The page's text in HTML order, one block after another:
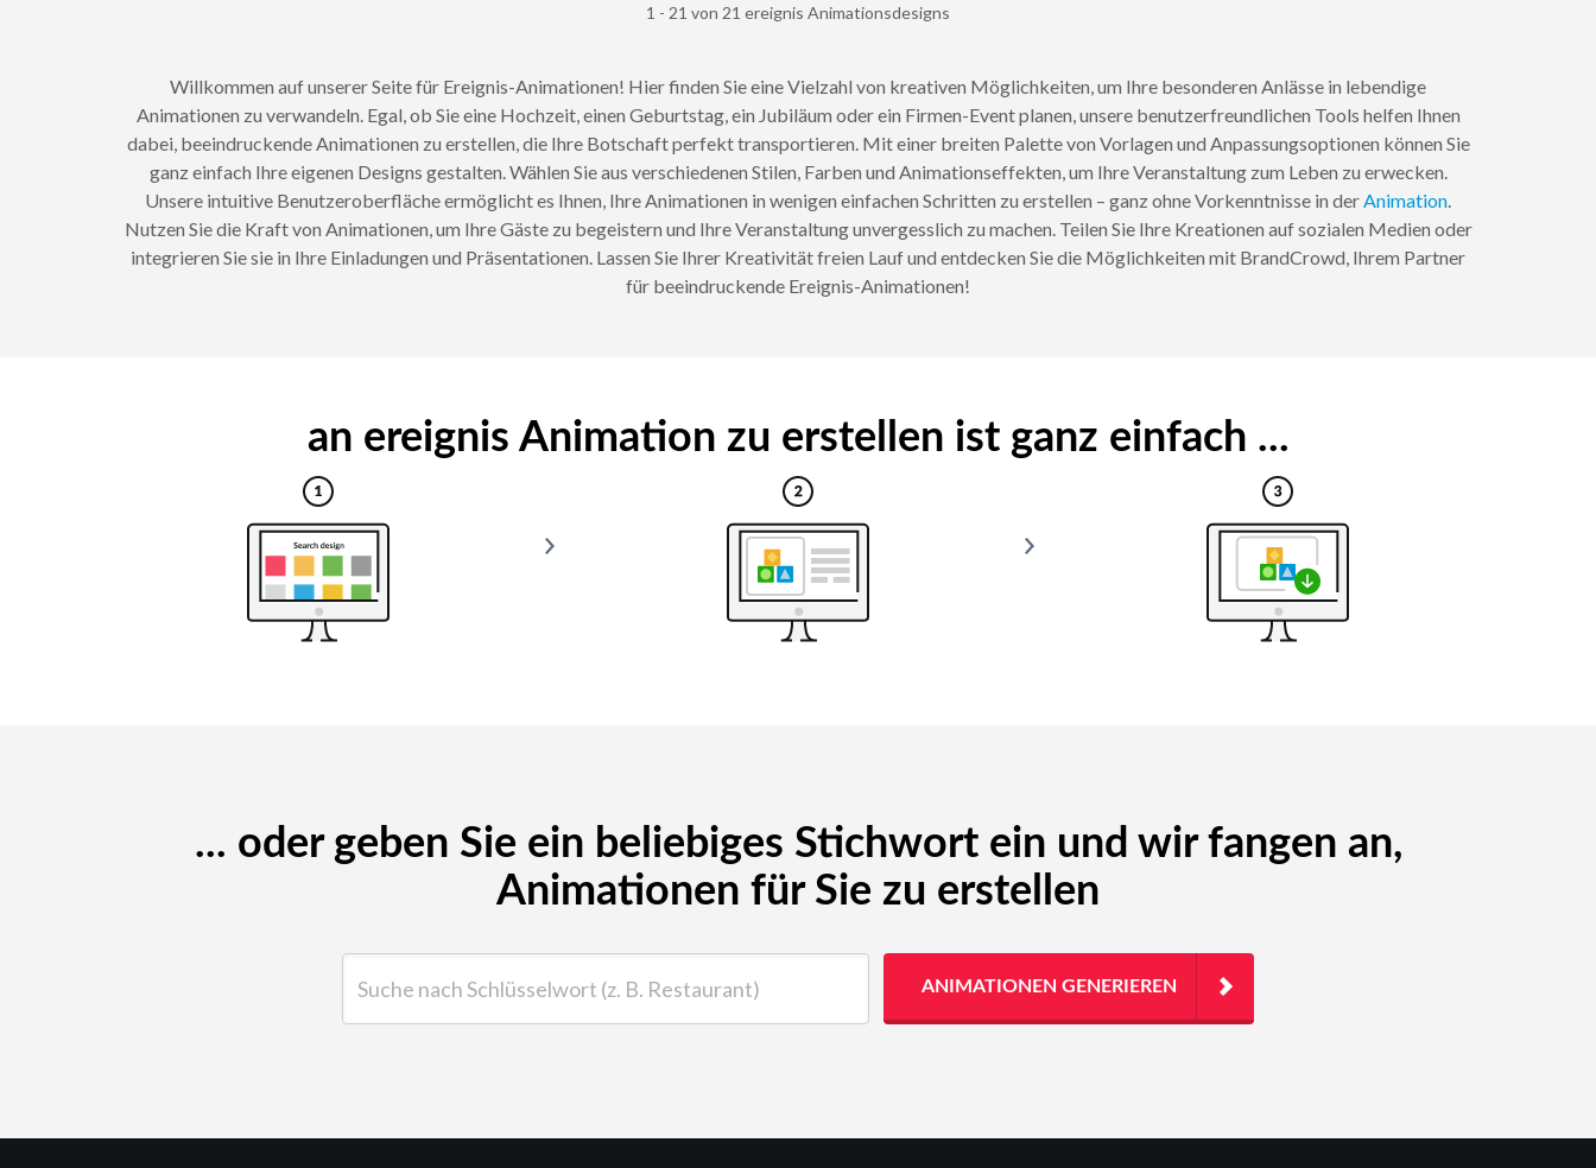
1 - 21 von 21 ereignis Animationsdesigns
Willkommen auf unserer Seite für Ereignis-Animationen! Hier finden Sie eine Vielzahl von kreativen Möglichkeiten, um Ihre besonderen Anlässe in lebendige
Animationen zu verwandeln. Egal, ob Sie eine Hochzeit, einen Geburtstag, ein Jubiläum oder ein Firmen-Event planen, unsere benutzerfreundlichen Tools helfen Ihnen
dabei, beeindruckende Animationen zu erstellen, die Ihre Botschaft perfekt transportieren. Mit einer breiten Palette von Vorlagen und Anpassungsoptionen können Sie
ganz einfach Ihre eigenen Designs gestalten. Wählen Sie aus verschiedenen Stilen, Farben und Animationseffekten, um Ihre Veranstaltung zum Leben zu erwecken.
Unsere intuitive Benutzeroberfläche ermöglicht es Ihnen, Ihre Animationen in wenigen einfachen Schritten zu erstellen – ganz ohne Vorkenntnisse in derAnimation.
Nutzen Sie die Kraft von Animationen, um Ihre Gäste zu begeistern und Ihre Veranstaltung unvergesslich zu machen. Teilen Sie Ihre Kreationen auf sozialen Medien oder
integrieren Sie sie in Ihre Einladungen und Präsentationen. Lassen Sie Ihrer Kreativität freien Lauf und entdecken Sie die Möglichkeiten mit BrandCrowd, Ihrem Partner
für beeindruckende Ereignis-Animationen!
an ereignis Animation zu erstellen ist ganz einfach ...
... oder geben Sie ein beliebiges Stichwort ein und wir fangen an,
Animationen für Sie zu erstellen
ANIMATIONEN GENERIEREN